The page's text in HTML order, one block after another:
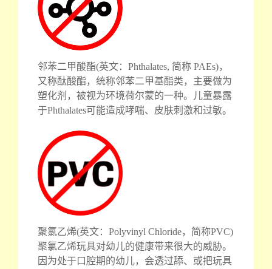
邻苯二甲酸酯(英文：Phthalates, 简称 PAEs)，
又称酞酸酯，统称邻苯二甲基酯类，主要做为
塑化剂，被视为环境荷尔蒙的一种。儿童暴露
于Phthalates可能造成哮喘、皮肤刺激和过敏。
聚氯乙烯(英文：Polyvinyl Chloride，简称PVC)
聚氯乙烯玩具对幼儿的健康带来很大的威胁。
因为处于口腔期的幼儿，会透过舔、或把玩具